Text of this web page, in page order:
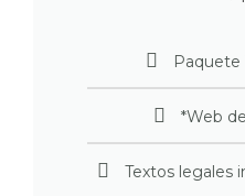
Paquete
*Web
Textos legales